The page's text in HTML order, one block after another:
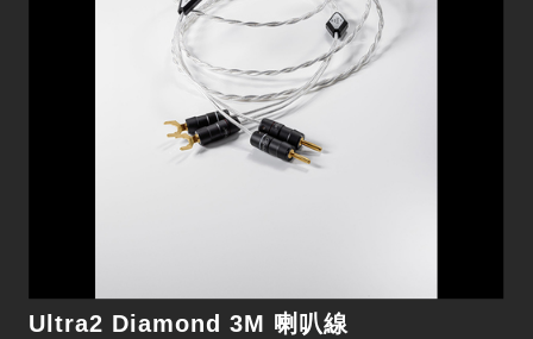
Ultra2 Diamond 3M 喇叭線
絕美音質，內外出眾